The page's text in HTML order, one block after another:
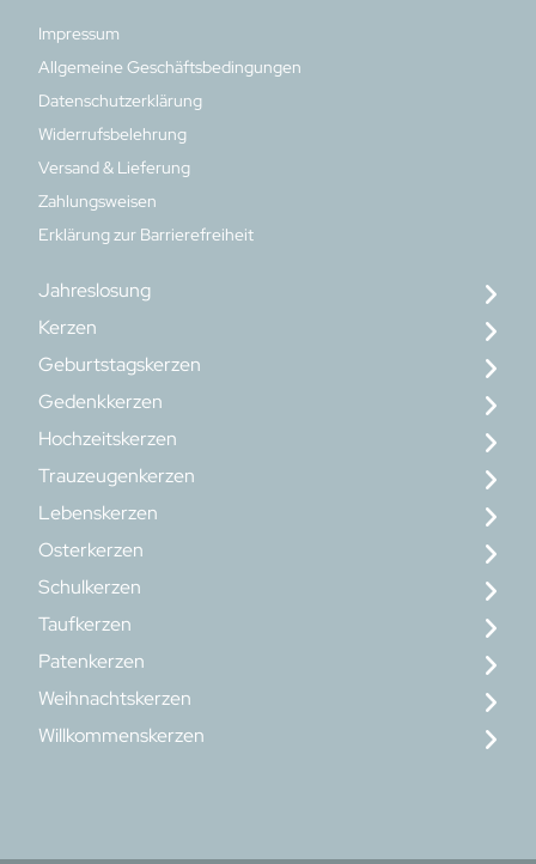
Impressum
Allgemeine Geschäftsbedingungen
Datenschutzerklärung
Widerrufsbelehrung
Versand & Lieferung
Zahlungsweisen
Erklärung zur Barrierefreiheit
Jahreslosung
Kerzen
Geburtstagskerzen
Gedenkkerzen
Hochzeitskerzen
Trauzeugenkerzen
Lebenskerzen
Osterkerzen
Schulkerzen
Taufkerzen
Patenkerzen
Weihnachtskerzen
Willkommenskerzen